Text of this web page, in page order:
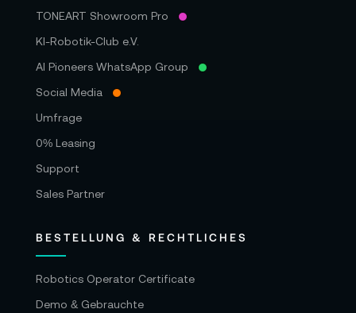
TONEART Showroom Pro
KI-Robotik-Club e.V.
AI Pioneers WhatsApp Group
Social Media
Umfrage
0% Leasing
Support
Sales Partner
BESTELLUNG & RECHTLICHES
Robotics Operator Certificate
Demo & Gebrauchte